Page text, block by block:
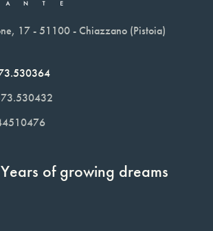
17 - 51100 - Chiazzano (Pistoia)
of growing dreams